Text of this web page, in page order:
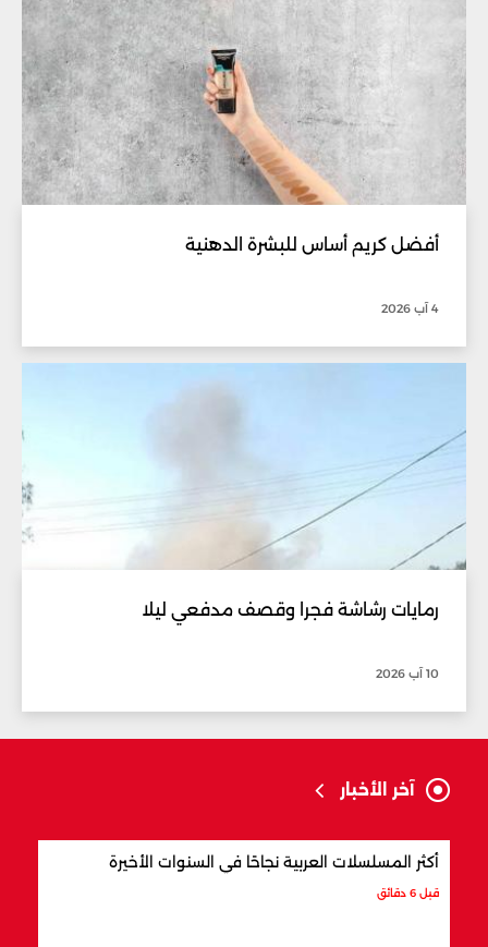
أفضل كريم أساس للبشرة الدهنية
4 آب 2026
رمايات رشاشة فجرا وقصف مدفعي ليلا
10 آب 2026
آخر الأخبار
أكثر المسلسلات العربية نجاحًا في السنوات الأخيرة
قبل 6 دقائق